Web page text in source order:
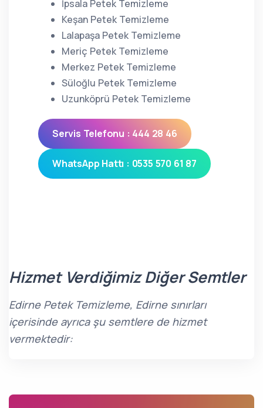
İpsala Petek Temizleme
Keşan Petek Temizleme
Lalapaşa Petek Temizleme
Meriç Petek Temizleme
Merkez Petek Temizleme
Süloğlu Petek Temizleme
Uzunköprü Petek Temizleme
Servis Telefonu : 444 28 46
WhatsApp Hattı : 0535 570 61 87
Hizmet Verdiğimiz Diğer Semtler
Edirne Petek Temizleme, Edirne sınırları
içerisinde ayrıca şu semtlere de hizmet
vermektedir: